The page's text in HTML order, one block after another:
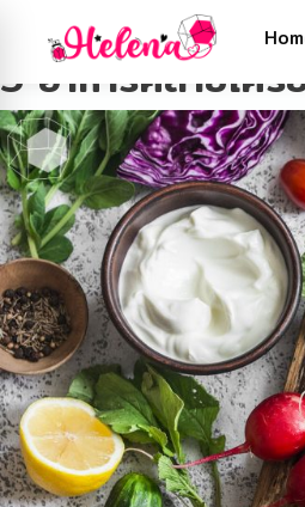
Tag:คลายเครียด
5 อาหารคลายเค